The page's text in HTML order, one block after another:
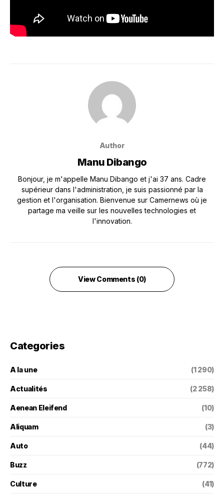
Author
Manu Dibango
Bonjour, je m'appelle Manu Dibango et j'ai 37 ans. Cadre
supérieur dans l'administration, je suis passionné par la
gestion et l'organisation. Bienvenue sur Camernews où je
partage ma veille sur les nouvelles technologies et
l'innovation.
View Comments (0)
Categories
A la une (1 290)
Actualités (2 258)
Aenean Eleifend (10)
Aliquam (3)
Auto (44)
Buzz (772)
Culture (41)